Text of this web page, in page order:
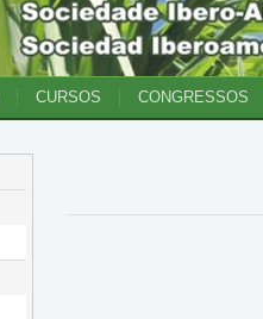
CURSOS CONGRESSOS